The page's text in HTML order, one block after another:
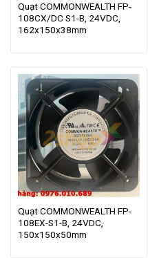
Quạt COMMONWEALTH FP-
108CX/DC S1-B, 24VDC,
162x150x38mm
Quạt COMMONWEALTH FP-
108EX-S1-B, 24VDC,
150x150x50mm